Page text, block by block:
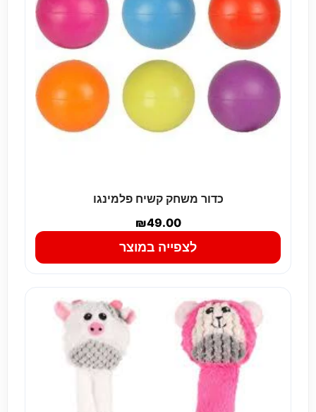
כדור משחק קשיח פלמינגו
₪49.00
לצפייה במוצר